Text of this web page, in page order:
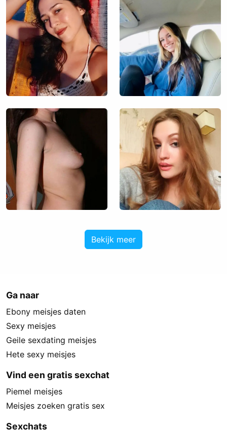
Bekijk meer
Ga naar
Ebony meisjes daten
Sexy meisjes
Geile sexdating meisjes
Hete sexy meisjes
Vind een gratis sexchat
Piemel meisjes
Meisjes zoeken gratis sex
Sexchats